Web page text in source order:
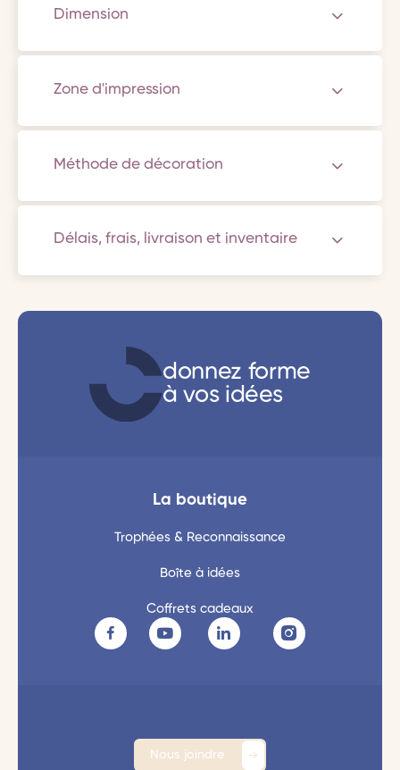
Dimension
Zone d'impression
Méthode de décoration
Délais, frais, livraison et inventaire
donnez forme
à vos idées
La boutique
Trophées & Reconnaissance
Boîte à idées
Coffrets cadeaux
Nous joindre